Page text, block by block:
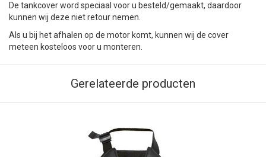
De tankcover word speciaal voor u besteld/gemaakt, daardoor
kunnen wij deze niet retour nemen.
Als u bij het afhalen op de motor komt, kunnen wij de cover
meteen kosteloos voor u monteren.
Gerelateerde producten